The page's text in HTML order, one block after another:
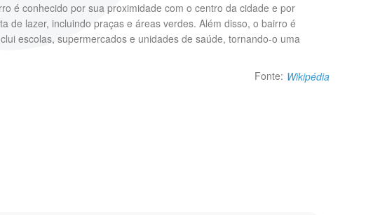
é conhecido por sua proximidade com o centro da cidade e por
de lazer, incluindo praças e áreas verdes. Além disso, o bairro é
escolas, supermercados e unidades de saúde, tornando-o uma
Fonte: Wikipédia